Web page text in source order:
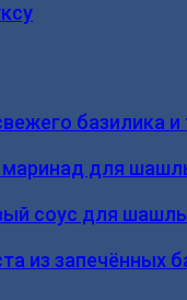
базилика
маринад для
соус для
из запечённых